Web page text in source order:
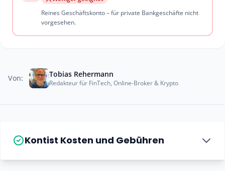
Reines Geschäftskonto – für private Bankgeschäfte nicht
vorgesehen.
Von: Tobias Rehermann
Redakteur für FinTech, Online-Broker & Krypto
Kontist Kosten und Gebühren